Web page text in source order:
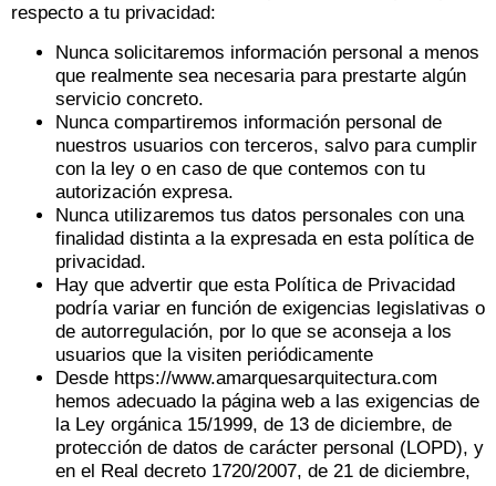
respecto a tu privacidad:
Nunca solicitaremos información personal a menos
que realmente sea necesaria para prestarte algún
servicio concreto.
Nunca compartiremos información personal de
nuestros usuarios con terceros, salvo para cumplir
con la ley o en caso de que contemos con tu
autorización expresa.
Nunca utilizaremos tus datos personales con una
finalidad distinta a la expresada en esta política de
privacidad.
Hay que advertir que esta Política de Privacidad
podría variar en función de exigencias legislativas o
de autorregulación, por lo que se aconseja a los
usuarios que la visiten periódicamente
Desde https://www.amarquesarquitectura.com
hemos adecuado la página web a las exigencias de
la Ley orgánica 15/1999, de 13 de diciembre, de
protección de datos de carácter personal (LOPD), y
en el Real decreto 1720/2007, de 21 de diciembre,